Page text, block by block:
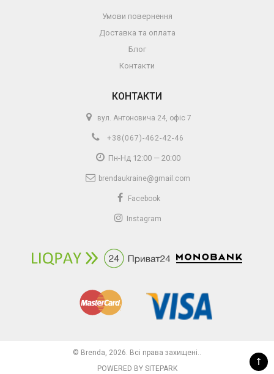
Умови повернення
Доставка та оплата
Блог
Контакти
КОНТАКТИ
вул. Антоновича 24, офіс 7
+38(067)-462-42-46
Пн-Нд 12:00 — 20:00
brendaukraine@gmail.com
Facebook
Instagram
© Brenda, 2026. Всі права захищені..
POWERED BY SITEPARK
↑